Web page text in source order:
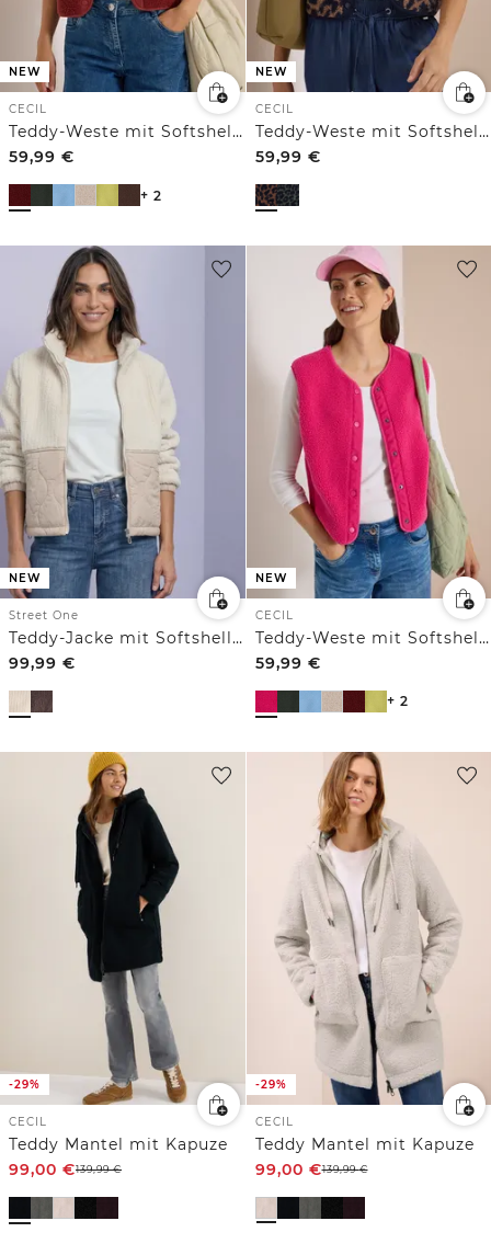
NEW
CECIL
Teddy-Weste mit Softshelldetails
59,99 €
+ 2
NEW
CECIL
Teddy-Weste mit Softshelldetails und Leo-Muster
59,99 €
NEW
Street One
Teddy-Jacke mit Softshelldetails
99,99 €
NEW
CECIL
Teddy-Weste mit Softshelldetails
59,99 €
+ 2
-29%
CECIL
Teddy Mantel mit Kapuze
99,00 €139,99€
-29%
CECIL
Teddy Mantel mit Kapuze
99,00 €139,99€